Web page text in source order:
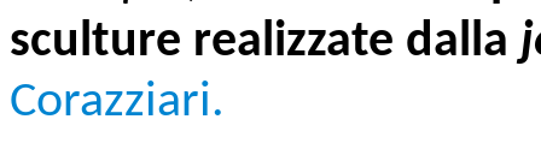
sculture realizzate dalla
Corazziari.